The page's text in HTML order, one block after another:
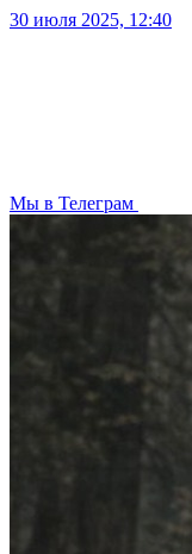
30 июля 2025, 12:40
Мы в Телеграм